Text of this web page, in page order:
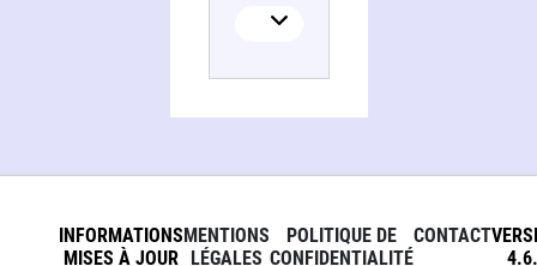
INFORMATIONS
MISES À JOUR
MENTIONS
LÉGALES
POLITIQUE DE
CONFIDENTIALITÉ
CONTACT